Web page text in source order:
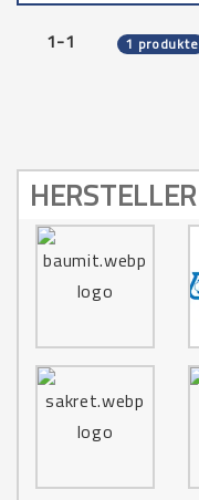
1-1 1 produkte
HERSTELLER